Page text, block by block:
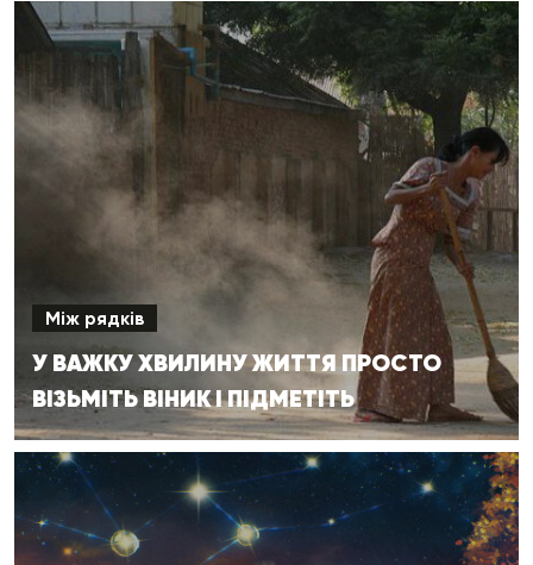
Між рядків
У ВАЖКУ ХВИЛИНУ ЖИТТЯ ПРОСТО
ВІЗЬМІТЬ ВІНИК І ПІДМЕТІТЬ